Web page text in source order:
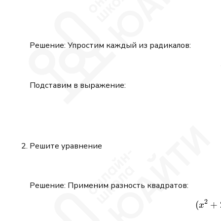
Решение: Упростим каждый из радикалов:
Подставим в выражение:
Решите уравнение
Решение: Применим разность квадратов:
(x2 +